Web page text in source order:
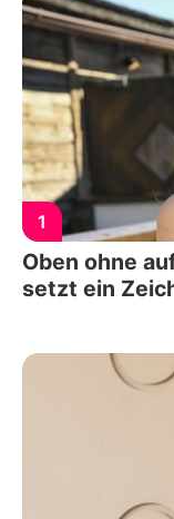
1
Oben ohne
setzt ein